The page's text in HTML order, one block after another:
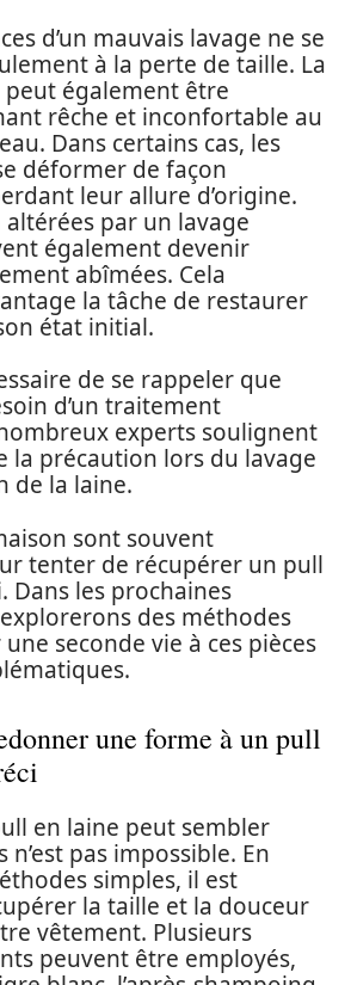
d’un mauvais lavage ne se
à la perte de taille. La
également être
rêche et inconfortable au
Dans certains cas, les
déformer de façon
leur allure d’origine.
altérées par un lavage
également devenir
abîmées. Cela
la tâche de restaurer
état initial.
de se rappeler que
d’un traitement
experts soulignent
la précaution lors du lavage
de la laine.
sont souvent
tenter de récupérer un pull
Dans les prochaines
des méthodes
seconde vie à ces pièces
une forme à un pull
en laine peut sembler
n’est pas impossible. En
simples, il est
la taille et la douceur
vêtement. Plusieurs
peuvent être employés,